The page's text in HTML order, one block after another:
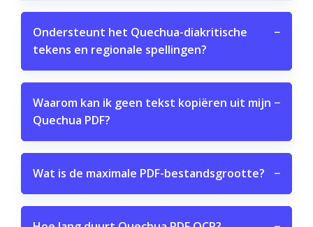
Ondersteunt het Quechua-diakritische
tekens en regionale spellingen?
−
Waarom kan ik geen tekst kopiëren uit mijn
Quechua PDF?
−
Wat is de maximale PDF-bestandsgrootte? −